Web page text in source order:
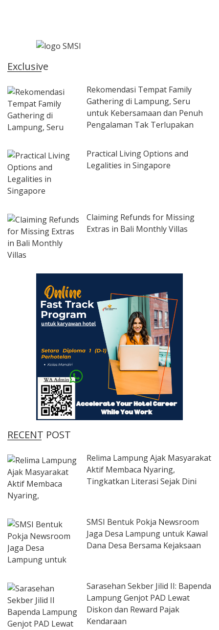
Exclusive
Rekomendasi Tempat Family
Gathering di Lampung, Seru
untuk Kebersamaan dan Penuh
Pengalaman Tak Terlupakan
Practical Living Options and
Legalities in Singapore
Claiming Refunds for Missing
Extras in Bali Monthly Villas
RECENT POST
Relima Lampung Ajak Masyarakat
Aktif Membaca Nyaring,
Tingkatkan Literasi Sejak Dini
SMSI Bentuk Pokja Newsroom
Jaga Desa Lampung untuk Kawal
Dana Desa Bersama Kejaksaan
Sarasehan Sekber Jilid II: Bapenda
Lampung Genjot PAD Lewat
Diskon dan Reward Pajak
Kendaraan